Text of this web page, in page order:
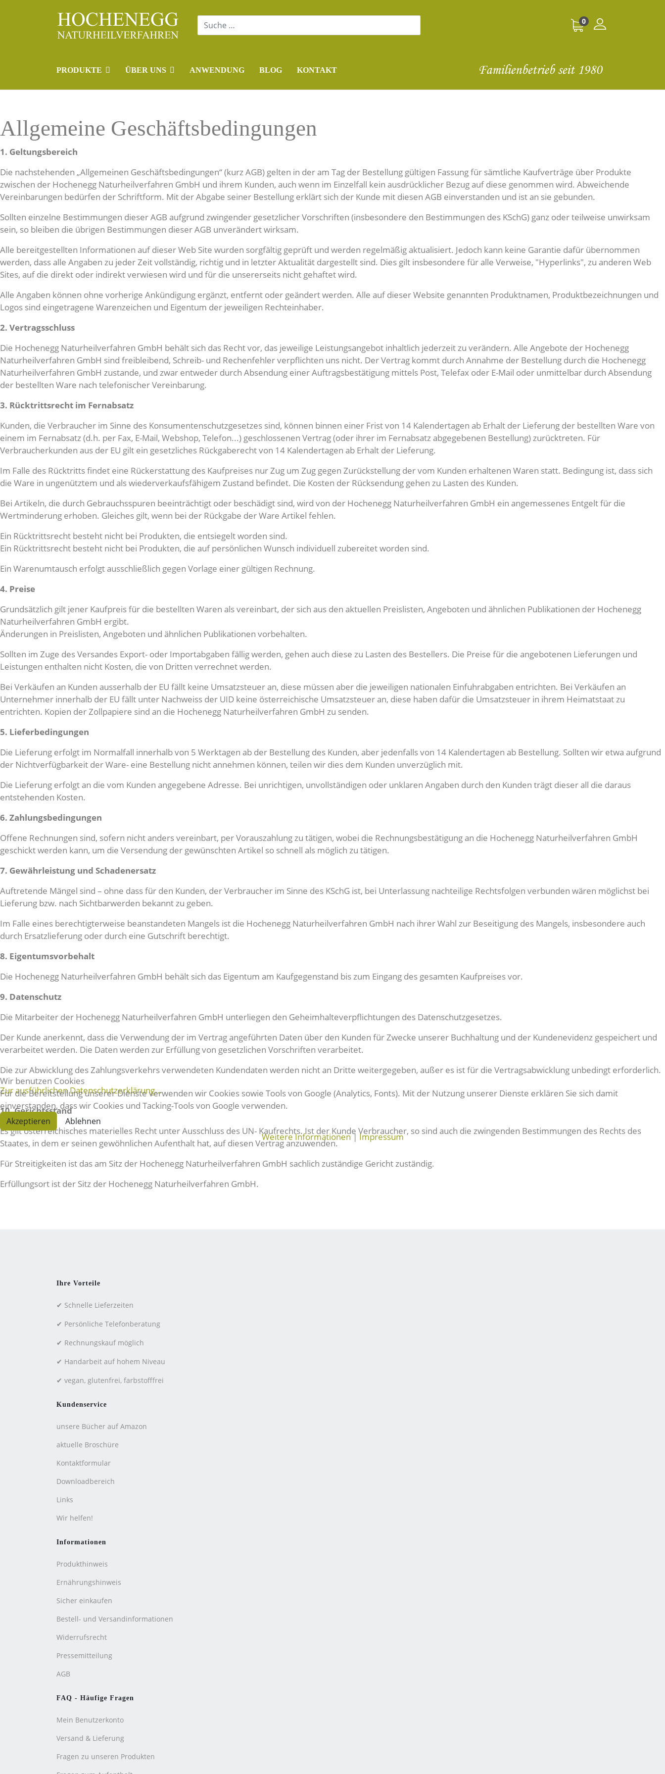
0
PRODUKTE ÜBER UNS ANWENDUNG BLOG KONTAKT
Allgemeine Geschäftsbedingungen
1. Geltungsbereich
Die nachstehenden „Allgemeinen Geschäftsbedingungen“ (kurz AGB) gelten in der am Tag der Bestellung gültigen Fassung für sämtliche Kaufverträge über Produkte
zwischen der Hochenegg Naturheilverfahren GmbH und ihrem Kunden, auch wenn im Einzelfall kein ausdrücklicher Bezug auf diese genommen wird. Abweichende
Vereinbarungen bedürfen der Schriftform. Mit der Abgabe seiner Bestellung erklärt sich der Kunde mit diesen AGB einverstanden und ist an sie gebunden.
Sollten einzelne Bestimmungen dieser AGB aufgrund zwingender gesetzlicher Vorschriften (insbesondere den Bestimmungen des KSchG) ganz oder teilweise unwirksam
sein, so bleiben die übrigen Bestimmungen dieser AGB unverändert wirksam.
Alle bereitgestellten Informationen auf dieser Web Site wurden sorgfältig geprüft und werden regelmäßig aktualisiert. Jedoch kann keine Garantie dafür übernommen
werden, dass alle Angaben zu jeder Zeit vollständig, richtig und in letzter Aktualität dargestellt sind. Dies gilt insbesondere für alle Verweise, "Hyperlinks", zu anderen Web
Sites, auf die direkt oder indirekt verwiesen wird und für die unsererseits nicht gehaftet wird.
Alle Angaben können ohne vorherige Ankündigung ergänzt, entfernt oder geändert werden. Alle auf dieser Website genannten Produktnamen, Produktbezeichnungen und
Logos sind eingetragene Warenzeichen und Eigentum der jeweiligen Rechteinhaber.
2. Vertragsschluss
Die Hochenegg Naturheilverfahren GmbH behält sich das Recht vor, das jeweilige Leistungsangebot inhaltlich jederzeit zu verändern. Alle Angebote der Hochenegg
Naturheilverfahren GmbH sind freibleibend, Schreib- und Rechenfehler verpflichten uns nicht. Der Vertrag kommt durch Annahme der Bestellung durch die Hochenegg
Naturheilverfahren GmbH zustande, und zwar entweder durch Absendung einer Auftragsbestätigung mittels Post, Telefax oder E-Mail oder unmittelbar durch Absendung
der bestellten Ware nach telefonischer Vereinbarung.
3. Rücktrittsrecht im Fernabsatz
Kunden, die Verbraucher im Sinne des Konsumentenschutzgesetzes sind, können binnen einer Frist von 14 Kalendertagen ab Erhalt der Lieferung der bestellten Ware von
einem im Fernabsatz (d.h. per Fax, E-Mail, Webshop, Telefon...) geschlossenen Vertrag (oder ihrer im Fernabsatz abgegebenen Bestellung) zurücktreten. Für
Verbraucherkunden aus der EU gilt ein gesetzliches Rückgaberecht von 14 Kalendertagen ab Erhalt der Lieferung.
Im Falle des Rücktritts findet eine Rückerstattung des Kaufpreises nur Zug um Zug gegen Zurückstellung der vom Kunden erhaltenen Waren statt. Bedingung ist, dass sich
die Ware in ungenütztem und als wiederverkaufsfähigem Zustand befindet. Die Kosten der Rücksendung gehen zu Lasten des Kunden.
Bei Artikeln, die durch Gebrauchsspuren beeinträchtigt oder beschädigt sind, wird von der Hochenegg Naturheilverfahren GmbH ein angemessenes Entgelt für die
Wertminderung erhoben. Gleiches gilt, wenn bei der Rückgabe der Ware Artikel fehlen.
Ein Rücktrittsrecht besteht nicht bei Produkten, die entsiegelt worden sind.
Ein Rücktrittsrecht besteht nicht bei Produkten, die auf persönlichen Wunsch individuell zubereitet worden sind.
Ein Warenumtausch erfolgt ausschließlich gegen Vorlage einer gültigen Rechnung.
4. Preise
Grundsätzlich gilt jener Kaufpreis für die bestellten Waren als vereinbart, der sich aus den aktuellen Preislisten, Angeboten und ähnlichen Publikationen der Hochenegg
Naturheilverfahren GmbH ergibt.
Änderungen in Preislisten, Angeboten und ähnlichen Publikationen vorbehalten.
Sollten im Zuge des Versandes Export- oder Importabgaben fällig werden, gehen auch diese zu Lasten des Bestellers. Die Preise für die angebotenen Lieferungen und
Leistungen enthalten nicht Kosten, die von Dritten verrechnet werden.
Bei Verkäufen an Kunden ausserhalb der EU fällt keine Umsatzsteuer an, diese müssen aber die jeweiligen nationalen Einfuhrabgaben entrichten. Bei Verkäufen an
Unternehmer innerhalb der EU fällt unter Nachweiss der UID keine österreichische Umsatzsteuer an, diese haben dafür die Umsatzsteuer in ihrem Heimatstaat zu
entrichten. Kopien der Zollpapiere sind an die Hochenegg Naturheilverfahren GmbH zu senden.
5. Lieferbedingungen
Die Lieferung erfolgt im Normalfall innerhalb von 5 Werktagen ab der Bestellung des Kunden, aber jedenfalls von 14 Kalendertagen ab Bestellung. Sollten wir etwa aufgrund
der Nichtverfügbarkeit der Ware- eine Bestellung nicht annehmen können, teilen wir dies dem Kunden unverzüglich mit.
Die Lieferung erfolgt an die vom Kunden angegebene Adresse. Bei unrichtigen, unvollständigen oder unklaren Angaben durch den Kunden trägt dieser all die daraus
entstehenden Kosten.
6. Zahlungsbedingungen
Offene Rechnungen sind, sofern nicht anders vereinbart, per Vorauszahlung zu tätigen, wobei die Rechnungsbestätigung an die Hochenegg Naturheilverfahren GmbH
geschickt werden kann, um die Versendung der gewünschten Artikel so schnell als möglich zu tätigen.
7. Gewährleistung und Schadenersatz
Auftretende Mängel sind – ohne dass für den Kunden, der Verbraucher im Sinne des KSchG ist, bei Unterlassung nachteilige Rechtsfolgen verbunden wären möglichst bei
Lieferung bzw. nach Sichtbarwerden bekannt zu geben.
Im Falle eines berechtigterweise beanstandeten Mangels ist die Hochenegg Naturheilverfahren GmbH nach ihrer Wahl zur Beseitigung des Mangels, insbesondere auch
durch Ersatzlieferung oder durch eine Gutschrift berechtigt.
8. Eigentumsvorbehalt
Die Hochenegg Naturheilverfahren GmbH behält sich das Eigentum am Kaufgegenstand bis zum Eingang des gesamten Kaufpreises vor.
9. Datenschutz
Die Mitarbeiter der Hochenegg Naturheilverfahren GmbH unterliegen den Geheimhalteverpflichtungen des Datenschutzgesetzes.
Der Kunde anerkennt, dass die Verwendung der im Vertrag angeführten Daten über den Kunden für Zwecke unserer Buchhaltung und der Kundenevidenz gespeichert und
verarbeitet werden. Die Daten werden zur Erfüllung von gesetzlichen Vorschriften verarbeitet.
Die zur Abwicklung des Zahlungsverkehrs verwendeten Kundendaten werden nicht an Dritte weitergegeben, außer es ist für die Vertragsabwicklung unbedingt erforderlich.
Zur ausführlichen Datenschutzerklärung...
10. Gerichtsstand
Es gilt österreichisches materielles Recht unter Ausschluss des UN- Kaufrechts. Ist der Kunde Verbraucher, so sind auch die zwingenden Bestimmungen des Rechts des
Staates, in dem er seinen gewöhnlichen Aufenthalt hat, auf diesen Vertrag anzuwenden.
Für Streitigkeiten ist das am Sitz der Hochenegg Naturheilverfahren GmbH sachlich zuständige Gericht zuständig.
Erfüllungsort ist der Sitz der Hochenegg Naturheilverfahren GmbH.
Ihre Vorteile
✔ Schnelle Lieferzeiten
✔ Persönliche Telefonberatung
✔ Rechnungskauf möglich
✔ Handarbeit auf hohem Niveau
✔ vegan, glutenfrei, farbstofffrei
Kundenservice
unsere Bücher auf Amazon
aktuelle Broschüre
Kontaktformular
Downloadbereich
Links
Wir helfen!
Informationen
Produkthinweis
Ernährungshinweis
Sicher einkaufen
Bestell- und Versandinformationen
Widerrufsrecht
Pressemitteilung
AGB
FAQ - Häufige Fragen
Mein Benutzerkonto
Versand & Lieferung
Fragen zu unseren Produkten
Wir benutzen Cookies
Für die Bereitstellung unserer Dienste verwenden wir Cookies sowie Tools von Google (Analytics, Fonts). Mit der Nutzung unserer Dienste erklären Sie sich damit
einverstanden, dass wir Cookies und Tacking-Tools von Google verwenden.
Akzeptieren Ablehnen
Weitere Informationen| Impressum